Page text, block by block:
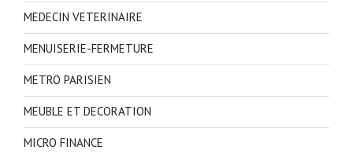
MEDECIN VETERINAIRE
MENUISERIE-FERMETURE
METRO PARISIEN
MEUBLE ET DECORATION
MICRO FINANCE